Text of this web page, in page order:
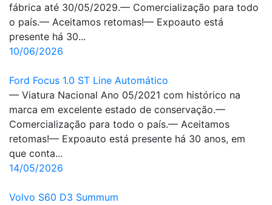
fábrica até 30/05/2029.— Comercialização para todo
o país.— Aceitamos retomas!— Expoauto está
presente há 30...
10/06/2026
Ford Focus 1.0 ST Line Automático
— Viatura Nacional Ano 05/2021 com histórico na
marca em excelente estado de conservação.—
Comercialização para todo o país.— Aceitamos
retomas!— Expoauto está presente há 30 anos, em
que conta...
14/05/2026
Volvo S60 D3 Summum